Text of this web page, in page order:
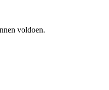
voldoen.